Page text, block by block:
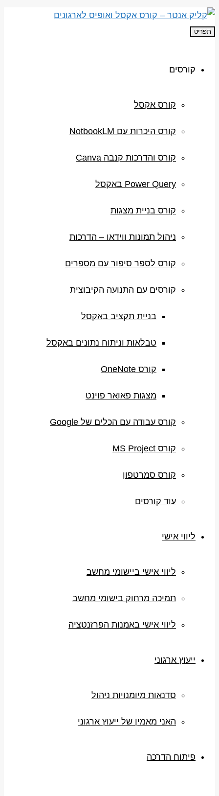
תפריט
קורסים
קורס אקסל
קורס היכרות עם NotbookLM
קורס והדרכות קנבה Canva
Power Query באקסל
קורס בניית מצגות
ניהול תמונות ווידאו – הדרכות
קורס לספר סיפור עם מספרים
קורסים עם התנועה הקיבוצית
בניית תקציב באקסל
טבלאות וניתוח נתונים באקסל
קורס OneNote
מצגות פאואר פוינט
קורס עבודה עם הכלים של Google
קורס MS Project
קורס סמרטפון
עוד קורסים
ליווי אישי
ליווי אישי ביישומי מחשב
תמיכה מרחוק בישומי מחשב
ליווי אישי באמנות הפרזנטציה
ייעוץ ארגוני
סדנאות מיומנויות ניהול
האני מאמין של ייעוץ ארגוני
פיתוח הדרכה